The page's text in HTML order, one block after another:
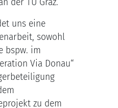
der TU Graz.
uns eine
sowohl
bspw. im
Via Donau“
zu dem